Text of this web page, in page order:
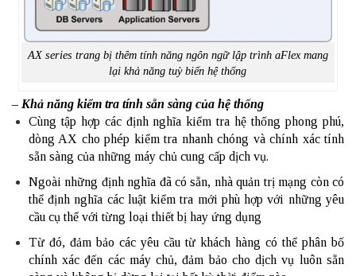
AX series trang bị thêm tính năng ngôn ngữ lập trình aFlex mang
lại khả năng tuỳ biến hệ thống
– Khả năng kiểm tra tính sẵn sàng của hệ thống
Cùng tập hợp các định nghĩa kiểm tra hệ thống phong phú,
dòng AX cho phép kiểm tra nhanh chóng và chính xác tính
sẵn sàng của những máy chủ cung cấp dịch vụ.
Ngoài những định nghĩa đã có sẵn, nhà quản trị mạng còn có
thể định nghĩa các luật kiểm tra mới phù hợp với những yêu
cầu cụ thể với từng loại thiết bị hay ứng dụng
Từ đó, đảm bảo các yêu cầu từ khách hàng có thể phân bố
chính xác đến các máy chủ, đảm bảo cho dịch vụ luôn sẵn